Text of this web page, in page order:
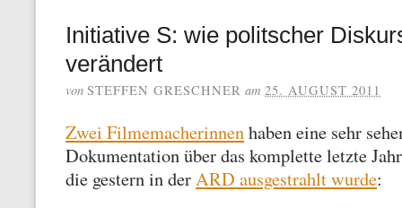
Initiative S: wie politscher
verändert
von STEFFEN GRESCHNER am 25. AUGUST 2011
Zwei Filmemacherinnenhaben eine sehr
Dokumentation über das komplette letzte
die gestern in derARD ausgestrahlt wurde: